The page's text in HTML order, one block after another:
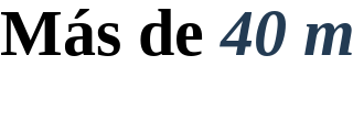
Más de40